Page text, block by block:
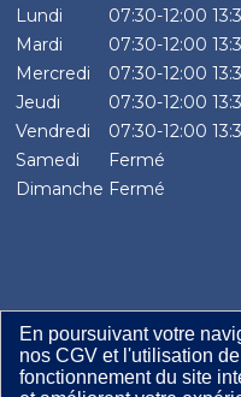
En poursuivant votre
nos CGV et l'utilisation
fonctionnement du site
Lundi
07:30-12:00
Mardi
07:30-12:00
Mercredi
07:30-12:00
Jeudi
07:30-12:00
Vendredi
07:30-12:00
Samedi
Fermé
Dimanche Fermé